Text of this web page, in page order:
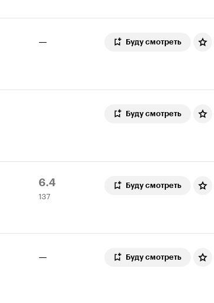
— Буду смотреть
Буду смотреть
Рейтинг
Кинопоиска
6.4
137
оценок
137
Буду смотреть
— Буду смотреть